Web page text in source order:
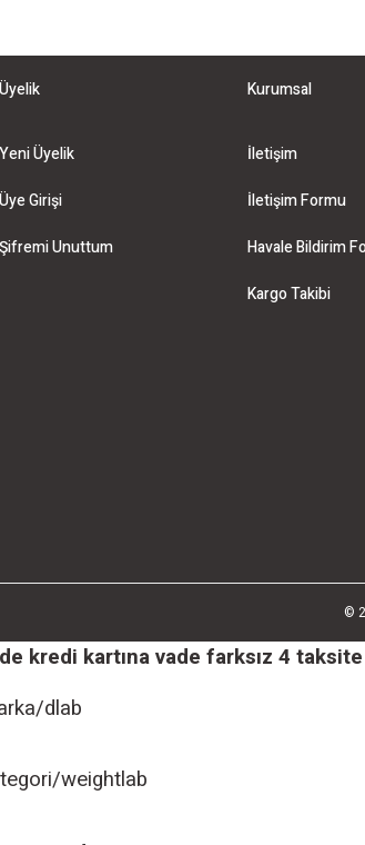
Üyelik
Yeni Üyelik
Üye Girişi
Şifremi Unuttum
Kurumsal
İletişim
İletişim Formu
Havale Bildirim
Kargo Takibi
©
kredi kartına vade farksız 4 taksite
dlab
weightlab